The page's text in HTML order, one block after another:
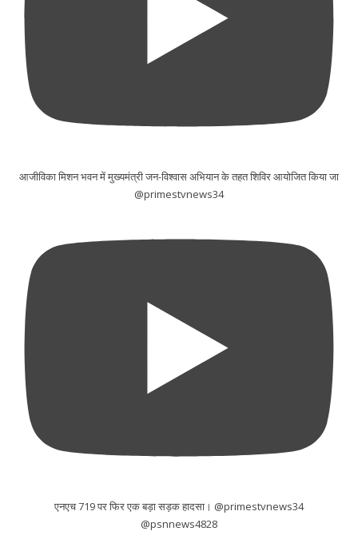
आजीविका मिशन भवन में मुख्यमंत्री जन-विश्वास अभियान के तहत शिविर आयोजित किया जा
@primestvnews34
एनएच 719 पर फिर एक बड़ा सड़क हादसा। @primestvnews34
@psnnews4828